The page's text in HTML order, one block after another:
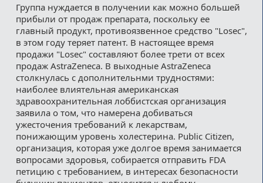
Группа нуждается в получении как можно большей
прибыли от продаж препарата, поскольку ее
главный продукт, противоязвенное средство "Losec",
в этом году теряет патент. В настоящее время
продажи "Losec" составляют более трети от всех
продаж AstraZeneca. В выходные AstraZeneca
столкнулась с дополнительнми трудностями:
наиболее влиятельная американская
здравоохранительная лоббистская организация
заявила о том, что намерена добиваться
ужесточения требований к лекарствам,
понижающим уровень холестерина. Public Citizen,
организация, которая уже долгое время занимается
вопросами здоровья, собирается отправить FDA
петицию с требованием, в интересах безопасности